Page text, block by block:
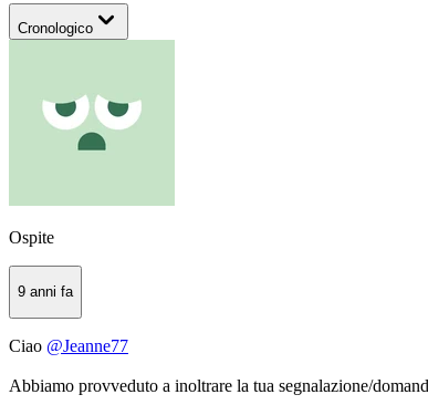
Cronologico
Ospite
9 anni fa
Ciao @Jeanne77
Abbiamo provveduto a inoltrare la tua segnalazione/